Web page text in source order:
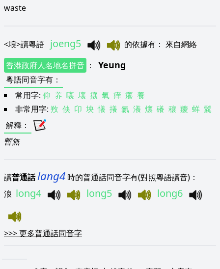
waste
<埌>讀粵語 joeng5 的依據有 ： 來自網絡
香港政府人名地名拼音 ： Yeung
粵語同音字有 ：
常用字: 仰 养 嚷 壤 攘 氧 痒 癢 養
非常用字: 䍩 佒 卬 坱 懩 攁 氱 瀁 爙 礢 穰 羻 蛘 鬤
解釋 ：
暫無
讀普通話lang4 時的普通話同音字有(對照粵語讀音)：
浪 long4 long5 long6
>>>更多普通話同音字